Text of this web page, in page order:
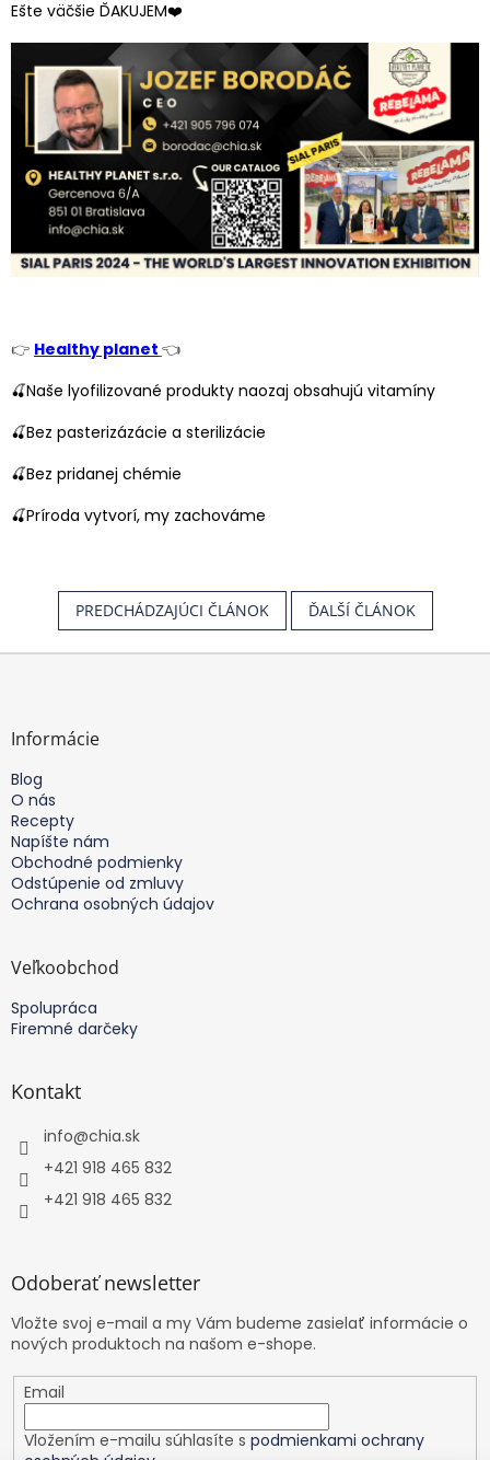
Ešte väčšie ĎAKUJEM❤️
👉 Healthy planet 👈
🍒Naše lyofilizované produkty naozaj obsahujú vitamíny
🍒Bez pasterizázácie a sterilizácie
🍒Bez pridanej chémie
🍒Príroda vytvorí, my zachováme
PREDCHÁDZAJÚCI ČLÁNOK ĎALŠÍ ČLÁNOK
Z
Informácie
Blog
O nás
Recepty
Napíšte nám
Obchodné podmienky
Odstúpenie od zmluvy
Ochrana osobných údajov
Veľkoobchod
Spolupráca
Firemné darčeky
Kontakt
info@chia.sk
+421 918 465 832
+421 918 465 832
Odoberať newsletter
Vložte svoj e-mail a my Vám budeme zasielať informácie o
nových produktoch na našom e-shope.
Email
Vložením e-mailu súhlasíte s podmienkami ochrany